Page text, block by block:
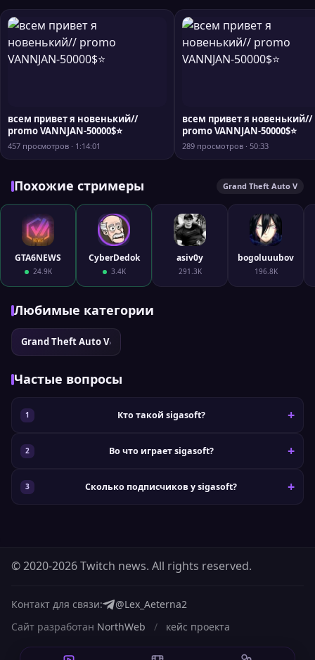
всем привет я новенький//
promo VANNJAN-50000$⭐
457 просмотров · 1:14:01
всем привет я новенький//
promo VANNJAN-50000$⭐
289 просмотров · 50:33
Похожие стримеры Grand Theft Auto V
GTA6NEWS
24.9K
CyberDedok
3.4K
asiv0y
291.3K
bogoluuubov
196.8K
Любимые категории
Grand Theft Auto V›
Частые вопросы
Кто такой sigasoft?
Во что играет sigasoft?
Сколько подписчиков у sigasoft?
© 2020-2026 Twitch news. All rights reserved.
Контакт для связи:
@Lex_Aeterna2
Сайт разработан NorthWeb / кейс проекта